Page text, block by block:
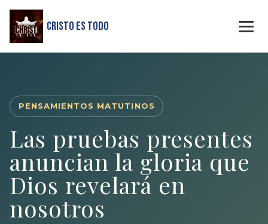
Cristo Es Todo
PENSAMIENTOS MATUTINOS
Las pruebas presentes
anuncian la gloria que
Dios revelará en
nosotros